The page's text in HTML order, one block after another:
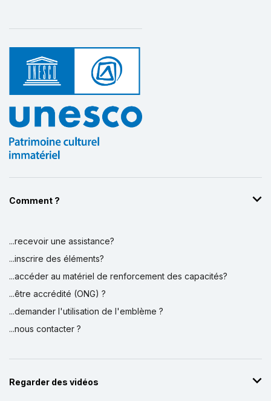
Comment ?
...recevoir une assistance?
...inscrire des éléments?
...accéder au matériel de renforcement des capacités?
...être accrédité (ONG) ?
...demander l'utilisation de l'emblème ?
...nous contacter ?
Regarder des vidéos